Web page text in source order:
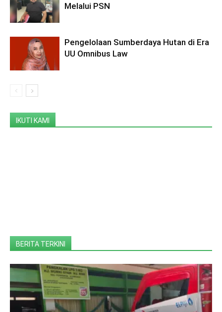
Melalui PSN
Pengelolaan Sumberdaya Hutan di Era
UU Omnibus Law
IKUTI KAMI
BERITA TERKINI